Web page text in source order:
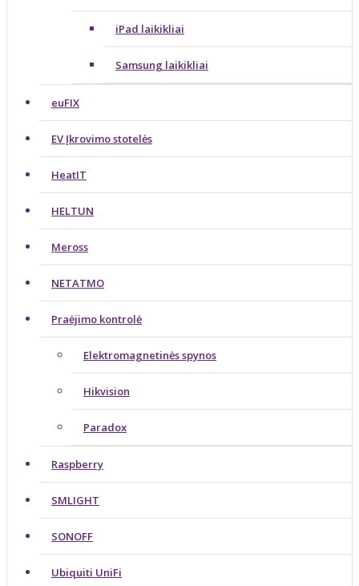
iPad laikikliai
Samsung laikikliai
euFIX
EV Įkrovimo stotelės
HeatIT
HELTUN
Meross
NETATMO
Praėjimo kontrolė
Elektromagnetinės spynos
Hikvision
Paradox
Raspberry
SMLIGHT
SONOFF
Ubiquiti UniFi